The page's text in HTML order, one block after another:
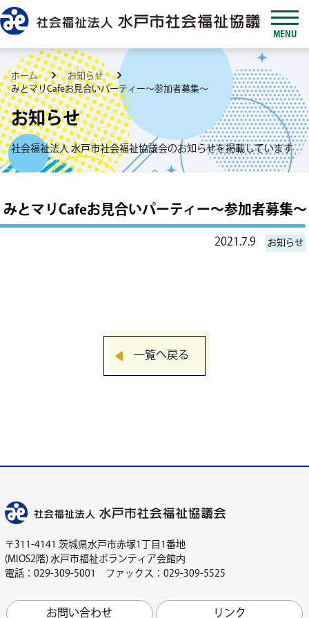
MENU
ホーム
お知らせ
みとマリCafeお見合いパーティー～参加者募集～
お知らせ
社会福祉法人 水戸市社会福祉協議会のお知らせを掲載しています
みとマリCafeお見合いパーティー～参加者募集～
2021.7.9 お知らせ
一覧へ戻る
〒311-4141 茨城県水戸市赤塚1丁目1番地
(MIOS2階) 水戸市福祉ボランティア会館内
電話：029-309-5001 ファックス：029-309-5525
お問い合わせ リンク